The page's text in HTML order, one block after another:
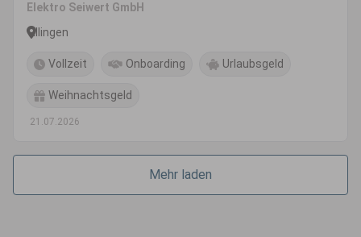
Elektro Seiwert GmbH
Illingen
Vollzeit Onboarding Urlaubsgeld
Weihnachtsgeld
21.07.2026
Mehr laden